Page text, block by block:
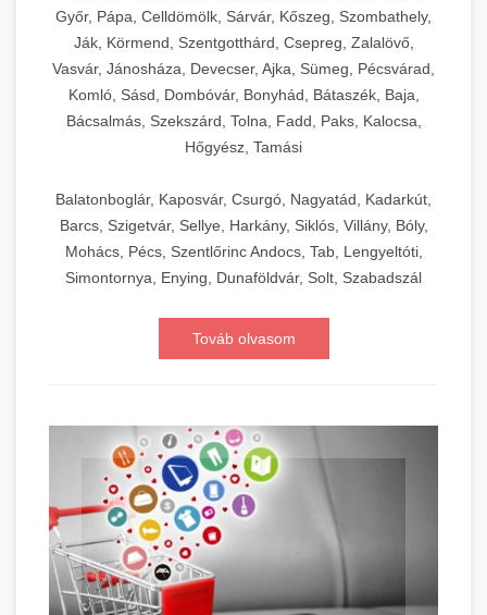
Győr, Pápa, Celldömölk, Sárvár, Kőszeg, Szombathely,
Ják, Körmend, Szentgotthárd, Csepreg, Zalalövő,
Vasvár, Jánosháza, Devecser, Ajka, Sümeg, Pécsvárad,
Komló, Sásd, Dombóvár, Bonyhád, Bátaszék, Baja,
Bácsalmás, Szekszárd, Tolna, Fadd, Paks, Kalocsa,
Hőgyész, Tamási
Balatonboglár, Kaposvár, Csurgó, Nagyatád, Kadarkút,
Barcs, Szigetvár, Sellye, Harkány, Siklós, Villány, Bóly,
Mohács, Pécs, Szentlőrinc Andocs, Tab, Lengyeltóti,
Simontornya, Enying, Dunaföldvár, Solt, Szabadszál
Továb olvasom